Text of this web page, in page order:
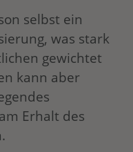
selbst ein
was stark
gewichtet
kann aber
Erhalt des